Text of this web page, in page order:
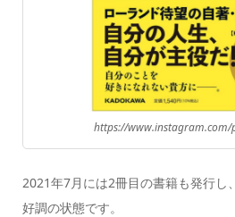
https://www.instagram.com/
2021年7月には2冊目の書籍も発行し
好調の状態です。